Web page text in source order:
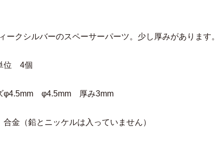
ークシルバーのスペーサーパーツ。少し厚みがあります。
位 4個
φ4.5mm φ4.5mm 厚み3mm
金（鉛とニッケルは入っていません）